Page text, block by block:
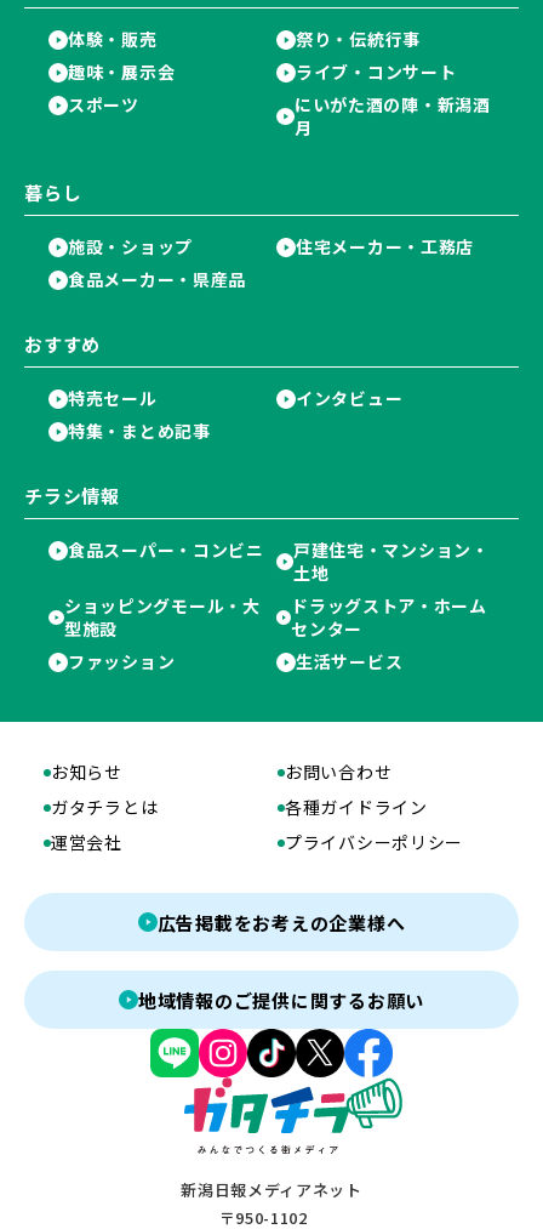
体験・販売
祭り・伝統行事
趣味・展示会
ライブ・コンサート
スポーツ
にいがた酒の陣・新潟酒
月
暮らし
施設・ショップ
住宅メーカー・工務店
食品メーカー・県産品
おすすめ
特売セール
インタビュー
特集・まとめ記事
チラシ情報
食品スーパー・コンビニ
戸建住宅・マンション・
土地
ショッピングモール・大
型施設
ドラッグストア・ホーム
センター
ファッション
生活サービス
新潟日報メディアネット
〒950-1102
お知らせ
お問い合わせ
ガタチラとは
各種ガイドライン
運営会社
プライバシーポリシー
広告掲載をお考えの企業様へ
地域情報のご提供に関するお願い